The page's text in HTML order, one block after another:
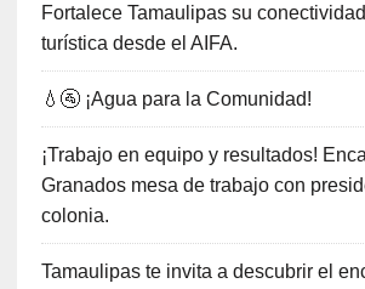
Fortalece Tamaulipas su
turística desde el AIFA.
💧🚰 ¡Agua para la Comunidad!
¡Trabajo en equipo y resultados!
Granados mesa de trabajo con
colonia.
Tamaulipas te invita a descubrir el